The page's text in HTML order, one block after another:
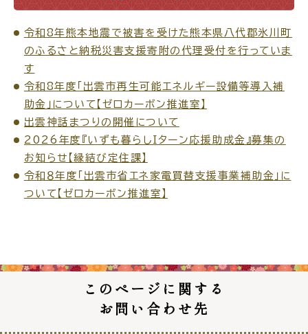
令和8年熊本地震で被害を受けた熊本県八代郡氷川町
のふるさと納税災害支援寄附の代理受付を行っていま
す
令和8年度「出雲市再生可能エネルギー設備等導入補
助金」について【ゼロカーボン推進室】
出雲神話まつりの開催について
2026年度『いずも暮らしＩターン応援助成金』募集の
お知らせ【縁結び定住課】
令和８年度「出雲市省エネ家電買替支援事業補助金」に
ついて【ゼロカーボン推進室】
このページに関する
お問い合わせ先